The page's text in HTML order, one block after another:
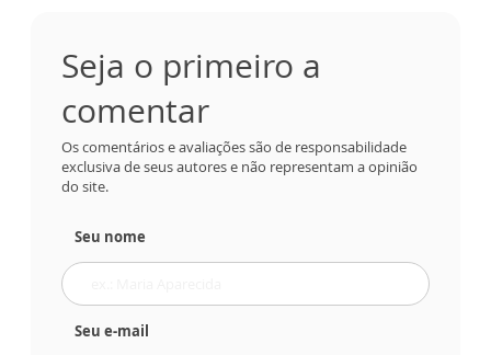
Seja o primeiro a
comentar
Os comentários e avaliações são de responsabilidade
exclusiva de seus autores e não representam a opinião
do site.
Seu nome
Seu e-mail